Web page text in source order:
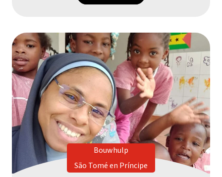
Bouwhulp
São Tomé en Príncipe